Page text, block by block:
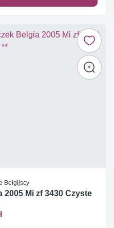
Belgijscy
2005 Mi zf 3430 Czyste